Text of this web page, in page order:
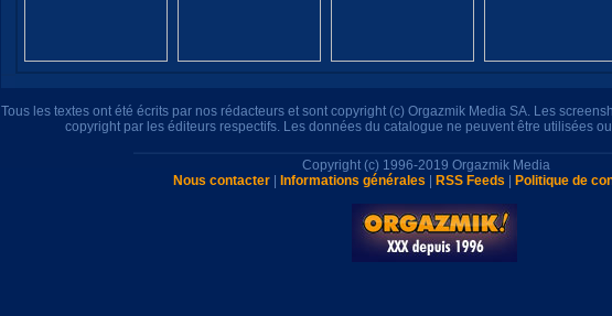
Tous les textes ont été écrits par nos rédacteurs et sont copyright (c) Orgazmik Media SA. Les
copyright par les éditeurs respectifs. Les données du catalogue ne peuvent être utilisées
Copyright (c) 1996-2019 Orgazmik Media
Nous contacter| Informations générales RSS Feeds Politique de